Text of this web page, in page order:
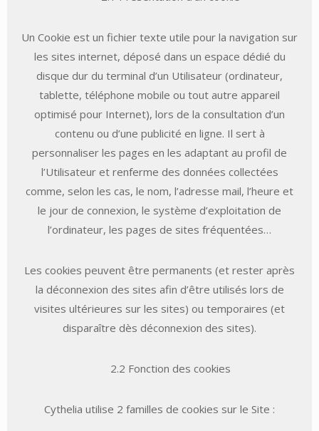
Un Cookie est un fichier texte utile pour la navigation sur
les sites internet, déposé dans un espace dédié du
disque dur du terminal d’un Utilisateur (ordinateur,
tablette, téléphone mobile ou tout autre appareil
optimisé pour Internet), lors de la consultation d’un
contenu ou d’une publicité en ligne. Il sert à
personnaliser les pages en les adaptant au profil de
l’Utilisateur et renferme des données collectées
comme, selon les cas, le nom, l’adresse mail, l’heure et
le jour de connexion, le système d’exploitation de
l’ordinateur, les pages de sites fréquentées…
Les cookies peuvent être permanents (et rester après
la déconnexion des sites afin d’être utilisés lors de
visites ultérieures sur les sites) ou temporaires (et
disparaître dès déconnexion des sites).
2.2 Fonction des cookies
Cythelia utilise 2 familles de cookies sur le Site :